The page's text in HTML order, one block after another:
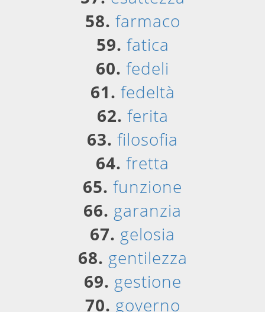
58. farmaco
59. fatica
60. fedeli
61. fedeltà
62. ferita
63. filosofia
64. fretta
65. funzione
66. garanzia
67. gelosia
68. gentilezza
69. gestione
70. governo